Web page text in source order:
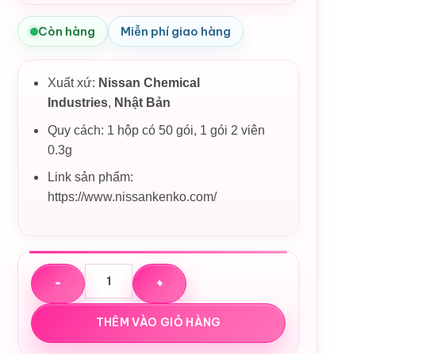
Còn hàng Miễn phí giao hàng
Xuất xứ: Nissan Chemical
Industries, Nhật Bản
Quy cách: 1 hộp có 50 gói, 1 gói 2 viên
0.3g
Link sản phẩm:
https://www.nissankenko.com/
Viên uống Nấm Linh Chi Đỏ cao cấp Nissan Reishi Nhật Bản số lượng
THÊM VÀO GIỎ HÀNG